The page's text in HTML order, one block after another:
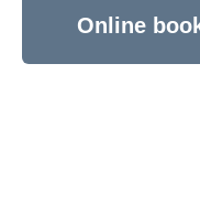
Online